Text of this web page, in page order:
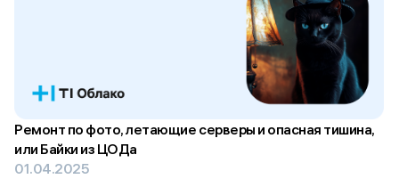
Ремонт по фото, летающие серверы и опасная тишина,
или Байки из ЦОДа
01.04.2025